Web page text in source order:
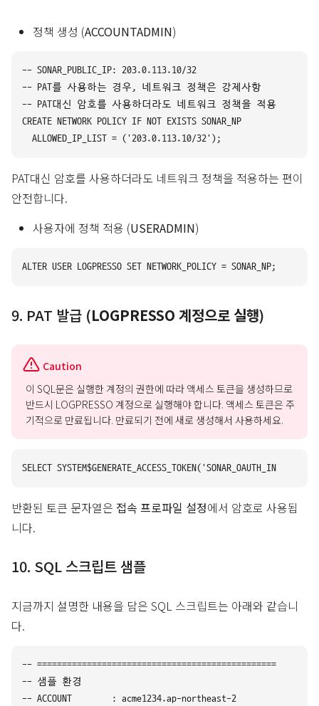
정책 생성 (ACCOUNTADMIN)
-- SONAR_PUBLIC_IP: 203.0.113.10/32
-- PAT를 사용하는 경우, 네트워크 정책은 강제사항
-- PAT대신 암호를 사용하더라도 네트워크 정책을 적용을 권장
CREATE NETWORK POLICY IF NOT EXISTS SONAR_NP
PAT대신 암호를 사용하더라도 네트워크 정책을 적용하는 편이
안전합니다.
사용자에 정책 적용 (USERADMIN)
9. PAT 발급 (LOGPRESSO 계정으로 실행)
Caution
이 SQL문은 실행한 계정의 권한에 따라 액세스 토큰을 생성하므로
반드시 LOGPRESSO 계정으로 실행해야 합니다. 액세스 토큰은 주
기적으로 만료됩니다. 만료되기 전에 새로 생성해서 사용하세요.
반환된 토큰 문자열은 접속 프로파일 설정에서 암호로 사용됩
니다.
10. SQL 스크립트 샘플
지금까지 설명한 내용을 담은 SQL 스크립트는 아래와 같습니
다.
--
-- 샘플 환경
-- ACCOUNT        : acme1234.ap-northeast-2